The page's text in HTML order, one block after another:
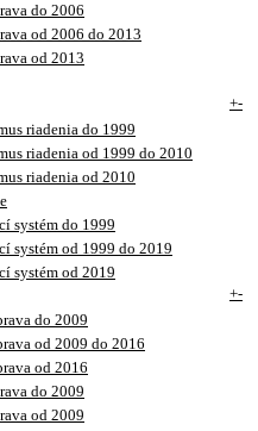
do 2006
od 2006 do 2013
od 2013
+-
riadenia do 1999
riadenia od 1999 do 2010
riadenia od 2010
systém do 1999
systém od 1999 do 2019
systém od 2019
+-
do 2009
od 2009 do 2016
od 2016
do 2009
od 2009